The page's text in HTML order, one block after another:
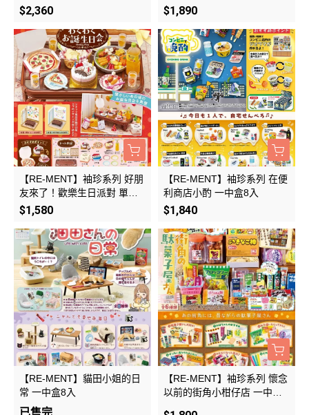
$2,360 $1,890
【RE-MENT】袖珍系列 好朋
友來了！歡樂生日派對 單入
家俱組
$1,580
【RE-MENT】袖珍系列 在便
利商店小酌 一中盒8入
$1,840
【RE-MENT】貓田小姐的日
常 一中盒8入
【RE-MENT】袖珍系列 懷念
以前的街角小柑仔店 一中盒6